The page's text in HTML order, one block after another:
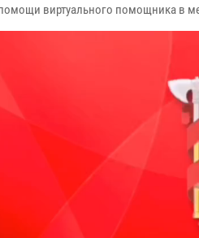
виртуального помощника в